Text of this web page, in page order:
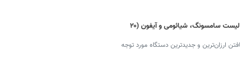
قیمت گوشی‌ جدید امروز + دانلود لیست سامسونگ، شیائومی و آیفون (۲۰
ارزان‌ترین و جدیدترین دستگاه مورد توجه